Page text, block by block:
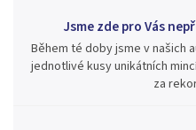
Jsme zde pro Vás
Během té doby jsme v našich
jednotlivé kusy unikátních
za